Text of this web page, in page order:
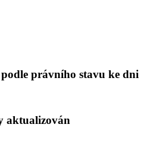
právního stavu ke dni
aktualizován